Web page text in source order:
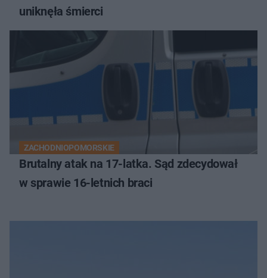
uniknęła śmierci
ZACHODNIOPOMORSKIE
Brutalny atak na 17-latka. Sąd zdecydował
w sprawie 16-letnich braci